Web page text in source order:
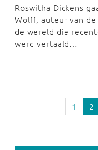
Roswitha Dickens
Wolff, auteur van de
de wereld die
werd vertaald…
1 2